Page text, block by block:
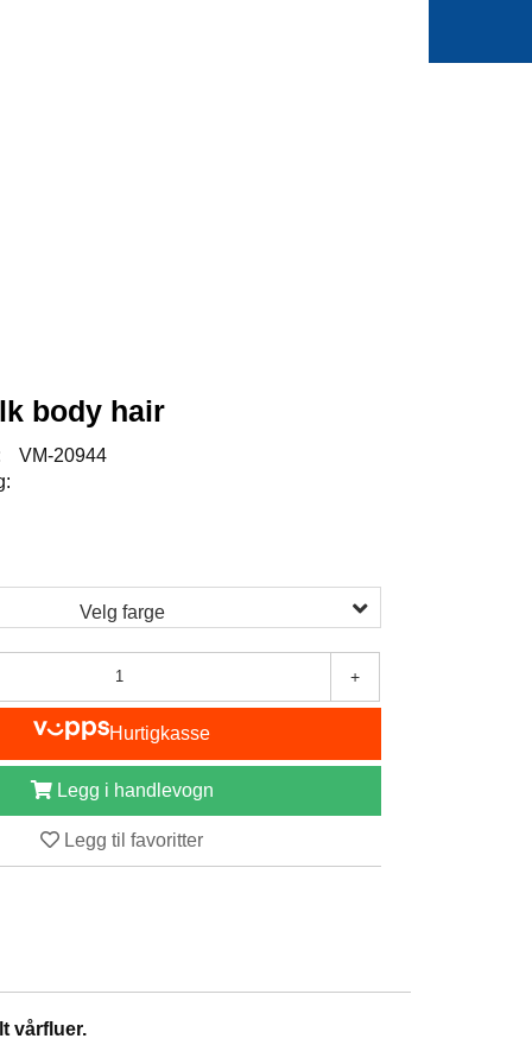
body hair
VM-20944
Velg farge
+
Hurtigkasse
Legg i handlevogn
Legg til favoritter
vårfluer.